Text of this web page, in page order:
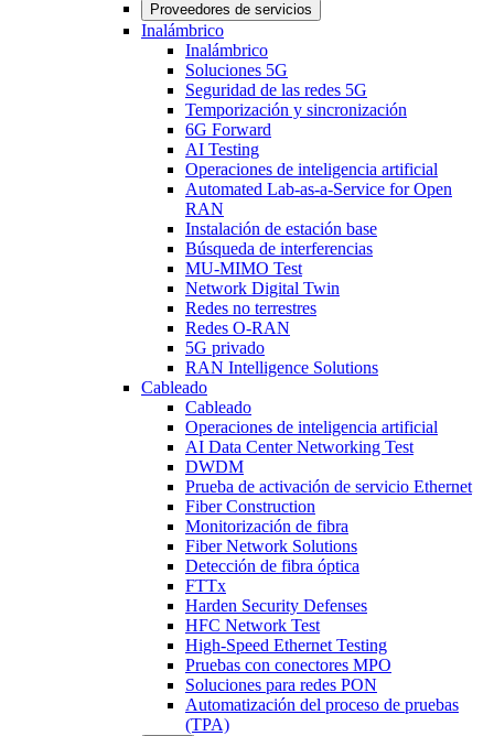
Proveedores de servicios
Inalámbrico
Inalámbrico
Soluciones 5G
Seguridad de las redes 5G
Temporización y sincronización
6G Forward
AI Testing
Operaciones de inteligencia artificial
Automated Lab-as-a-Service for Open
RAN
Instalación de estación base
Búsqueda de interferencias
MU-MIMO Test
Network Digital Twin
Redes no terrestres
Redes O-RAN
5G privado
RAN Intelligence Solutions
Cableado
Cableado
Operaciones de inteligencia artificial
AI Data Center Networking Test
DWDM
Prueba de activación de servicio Ethernet
Fiber Construction
Monitorización de fibra
Fiber Network Solutions
Detección de fibra óptica
FTTx
Harden Security Defenses
HFC Network Test
High-Speed Ethernet Testing
Pruebas con conectores MPO
Soluciones para redes PON
Automatización del proceso de pruebas
(TPA)